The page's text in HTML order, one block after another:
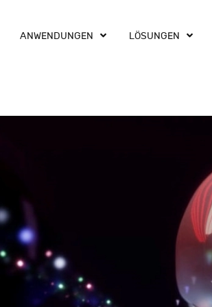
ANWENDUNGEN LÖSUNGEN